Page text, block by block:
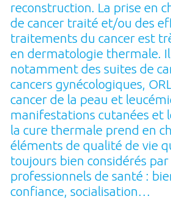
reconstruction. La prise en
de cancer traité et/ou des
traitements du cancer est
en dermatologie thermale. Il
notamment des suites de
cancers gynécologiques,
cancer de la peau et
manifestations cutanées et
la cure thermale prend en
éléments de qualité de vie
toujours bien considérés par
professionnels de santé :
confiance, socialisation…